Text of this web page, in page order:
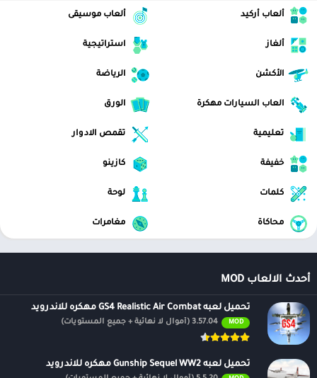
ألعاب أركيد ألعاب موسيقى
ألغاز استراتيجية
الأكشن الرياضة
العاب السيارات مهكرة الورق
تعليمية تقمص الادوار
خفيفة كازينو
كلمات لوحة
محاكاة مغامرات
أحدث الالعاب MOD
تحميل لعبه GS4 Realistic Air Combat مهكره للاندرويد
MOD 3.57.04 (أموال لا نهائية + جميع المستويات)
تحميل لعبه Gunship Sequel WW2 مهكره للاندرويد